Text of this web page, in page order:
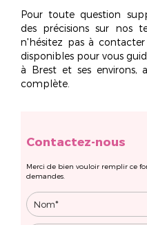
Pour toute question
des précisions sur nos
n'hésitez pas à
disponibles pour vous
à Brest et ses environs,
complète.
Contactez-nous
Merci de bien vouloir remplir ce
demandes.